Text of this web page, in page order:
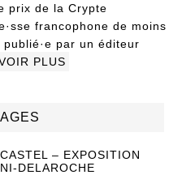
prix de la Crypte
francophone de moins
par un éditeur
PLUS
– EXPOSITION
DELAROCHE